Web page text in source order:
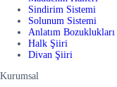
Sindirim Sistemi
Solunum Sistemi
Anlatım Bozuklukları
Halk Şiiri
Divan Şiiri
Kurumsal